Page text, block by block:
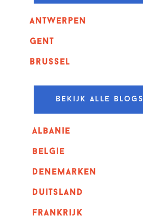
Antwerpen
GENT
Brussel
Bekijk alle blogs
albanie
belgie
denemarken
duitsland
frankrijk